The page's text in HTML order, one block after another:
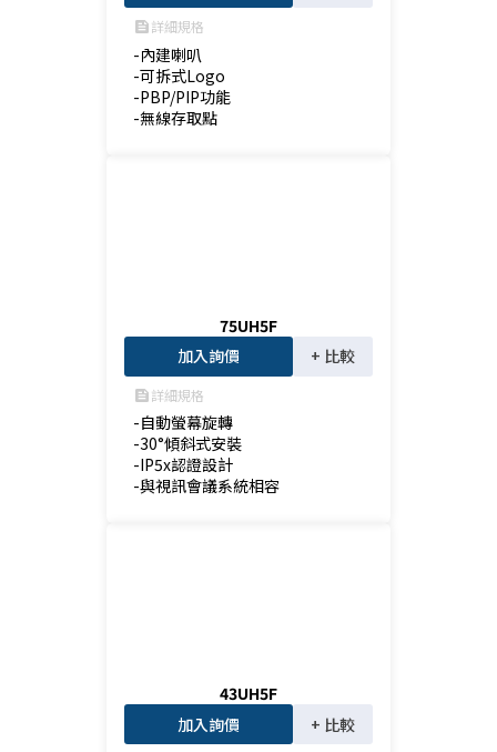
feed詳細規格
-內建喇叭
-可拆式Logo
-PBP/PIP功能
-無線存取點
75UH5F
加入詢價
+ 比較
feed詳細規格
-自動螢幕旋轉
-30°傾斜式安裝
-IP5x認證設計
-與視訊會議系統相容
43UH5F
加入詢價
+ 比較